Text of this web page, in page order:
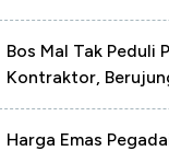
Bos Mal Tak Peduli
Kontraktor,
Harga Emas